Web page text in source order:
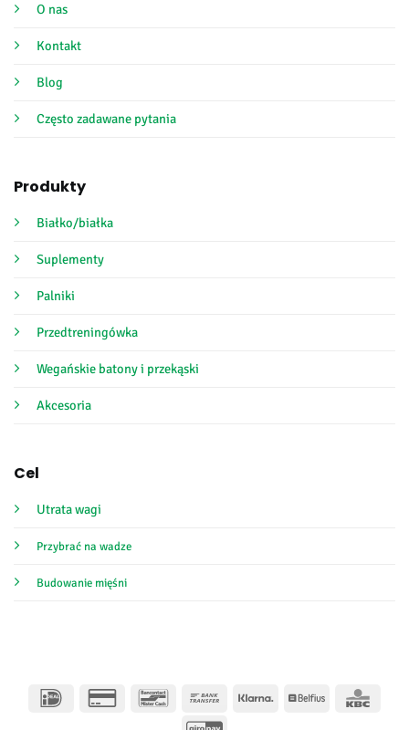
O nas
Kontakt
Blog
Często zadawane pytania
Produkty
Białko/białka
Suplementy
Palniki
Przedtreningówka
Wegańskie batony i przekąski
Akcesoria
Cel
Utrata wagi
Przybrać na wadze
Budowanie mięśni
IDeal
Karta
BancontactPrzelew Klarna Belfius